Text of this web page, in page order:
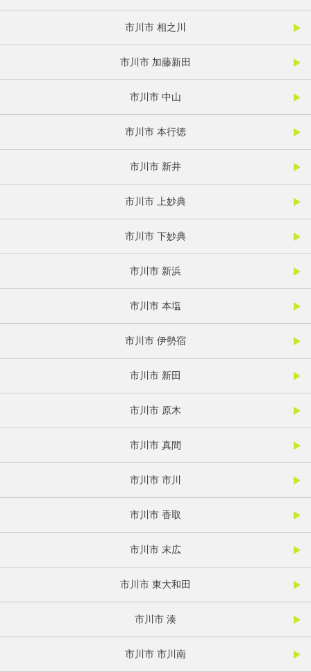
市川市 相之川
市川市 加藤新田
市川市 中山
市川市 本行徳
市川市 新井
市川市 上妙典
市川市 下妙典
市川市 新浜
市川市 本塩
市川市 伊勢宿
市川市 新田
市川市 原木
市川市 真間
市川市 市川
市川市 香取
市川市 末広
市川市 東大和田
市川市 湊
市川市 市川南